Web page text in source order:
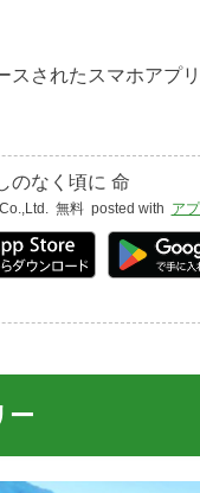
スされたスマホアプ
のなく頃に 命
無料 posted with ア
ー